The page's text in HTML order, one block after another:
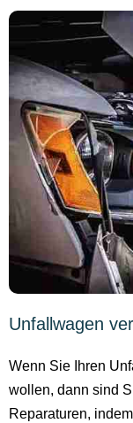
Unfallwagen
Wenn Sie Ihren
wollen, dann sind
Reparaturen,